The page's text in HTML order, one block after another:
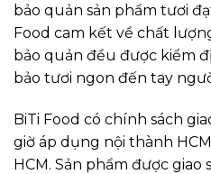
bảo quản sản phẩm tươi
Food cam kết về chất
bảo quản đều được kiểm
bảo tươi ngon đến tay
BiTi Food có chính sách
giờ áp dụng nội thành
HCM. Sản phẩm được